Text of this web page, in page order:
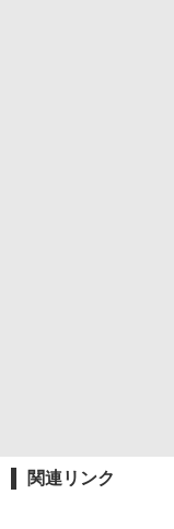
関連リンク